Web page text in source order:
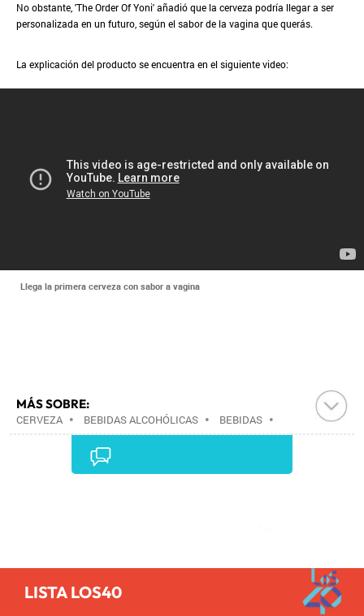
No obstante, 'The Order Of Yoni' añadió que la cerveza podría llegar a ser
personalizada en un futuro, según el sabor de la vagina que querás.
La explicación del producto se encuentra en el siguiente video:
Llega la primera cerveza con sabor a vagina
MÁS SOBRE:
CERVEZA • BEBIDAS ALCOHÓLICAS • BEBIDAS •
ALIMENTACIÓN•ALIMENTOS•INDUSTRIA•
LISTA LOS40